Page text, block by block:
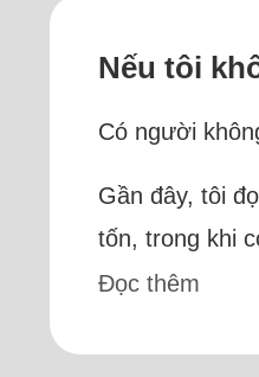
Nếu tôi
Có người
Gần đây, tôi
tốn, trong khi
Đọc thêm